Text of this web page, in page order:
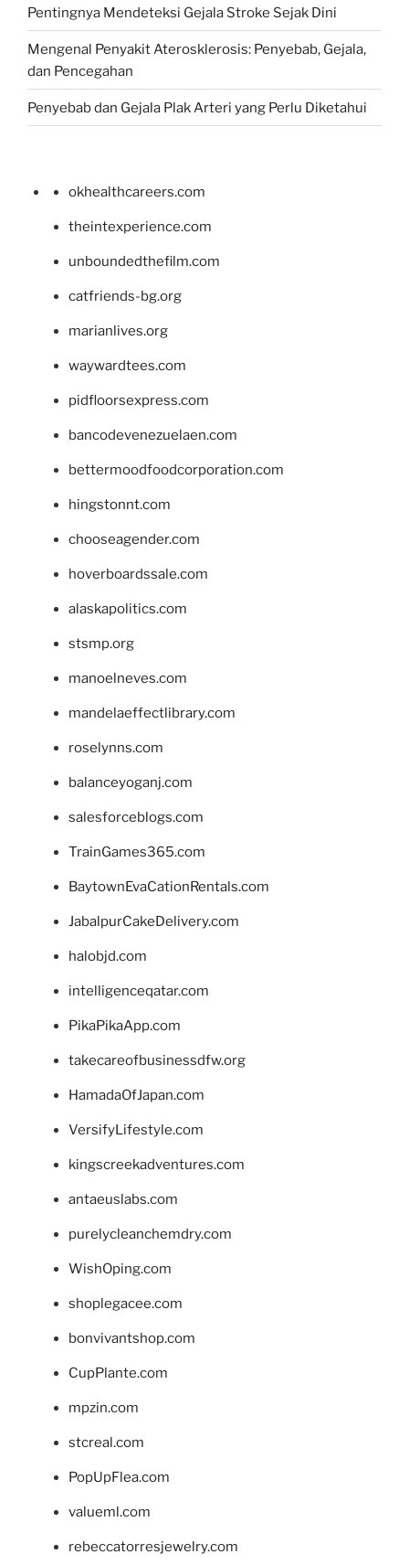
Pentingnya Mendeteksi Gejala Stroke Sejak Dini
Mengenal Penyakit Aterosklerosis: Penyebab, Gejala,
dan Pencegahan
Penyebab dan Gejala Plak Arteri yang Perlu Diketahui
okhealthcareers.com
theintexperience.com
unboundedthefilm.com
catfriends-bg.org
marianlives.org
waywardtees.com
pidfloorsexpress.com
bancodevenezuelaen.com
bettermoodfoodcorporation.com
hingstonnt.com
chooseagender.com
hoverboardssale.com
alaskapolitics.com
stsmp.org
manoelneves.com
mandelaeffectlibrary.com
roselynns.com
balanceyoganj.com
salesforceblogs.com
TrainGames365.com
BaytownEvaCationRentals.com
JabalpurCakeDelivery.com
halobjd.com
intelligenceqatar.com
PikaPikaApp.com
takecareofbusinessdfw.org
HamadaOfJapan.com
VersifyLifestyle.com
kingscreekadventures.com
antaeuslabs.com
purelycleanchemdry.com
WishOping.com
shoplegacee.com
bonvivantshop.com
CupPlante.com
mpzin.com
stcreal.com
PopUpFlea.com
valueml.com
rebeccatorresjewelry.com